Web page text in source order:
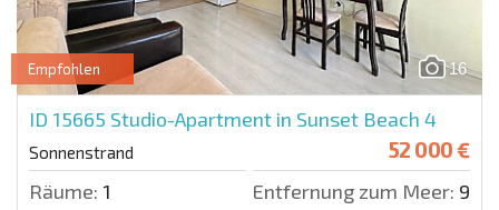
16
Empfohlen
ID 15665 Studio-Apartment in Sunset Beach 4
Sonnenstrand 52 000 €
Räume: 1 Entfernung zum Meer: 900